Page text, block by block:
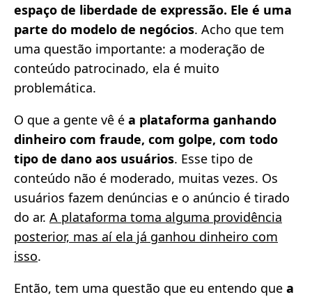
espaço de liberdade de expressão. Ele é uma
parte do modelo de negócios. Acho que tem
uma questão importante: a moderação de
conteúdo patrocinado, ela é muito
problemática.
O que a gente vê é a plataforma ganhando
dinheiro com fraude, com golpe, com todo
tipo de dano aos usuários. Esse tipo de
conteúdo não é moderado, muitas vezes. Os
usuários fazem denúncias e o anúncio é tirado
do ar. A plataforma toma alguma providência
posterior, mas aí ela já ganhou dinheiro com
isso.
Então, tem uma questão que eu entendo que a